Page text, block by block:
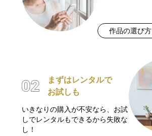
作品の選び方
まずはレンタルで
お試しも
いきなりの購入が不安なら、お試
しでレンタルもできるから失敗な
し！